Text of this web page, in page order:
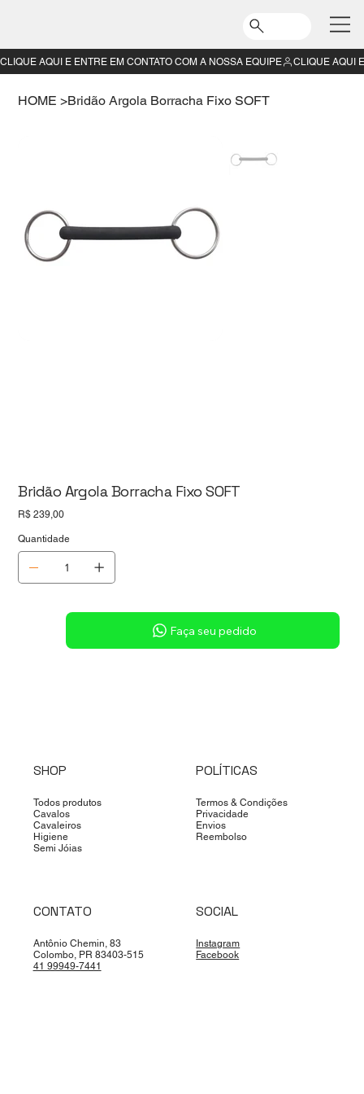
HOME >Bridão Argola Borracha Fixo SOFT
Bridão Argola Borracha Fixo SOFT
Preço
R$ 239,00
Quantidade
Sob consulta
Faça seu pedido
CLIQUE AQUI E ENTRE EM CONTATO COM A NOSSA EQUIPE
SHOP
Todos produtos
Cavalos
Cavaleiros
Higiene
Semi Jóias
POLÍTICAS
Termos & Condições
Privacidade
Envios
Reembolso
CONTATO
Antônio Chemin, 83
Colombo, PR 83403-515
41 99949-7441
SOCIAL
Instagram
Facebook